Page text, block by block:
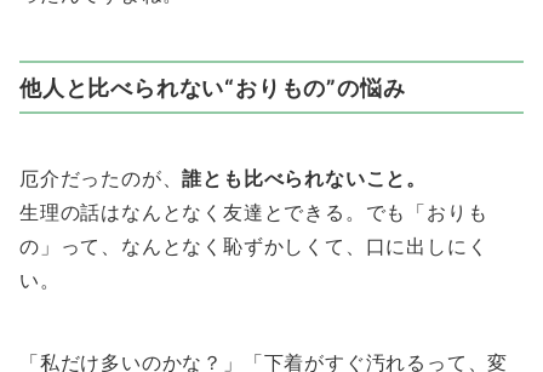
他人と比べられない“おりもの”の悩み
厄介だったのが、誰とも比べられないこと。
生理の話はなんとなく友達とできる。でも「おりも
の」って、なんとなく恥ずかしくて、口に出しにく
い。
「私だけ多いのかな？」「下着がすぐ汚れるって、変